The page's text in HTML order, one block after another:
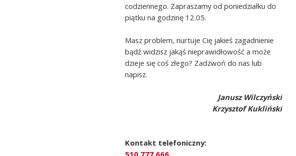
codziennego. Zapraszamy od poniedziałku do
piątku na godzinę 12.05.
Masz problem, nurtuje Cię jakieś zagadnienie
bądź widzisz jakąś nieprawidłowość a może
dzieje się coś złego? Zadzwoń do nas lub
napisz.
Janusz Wilczyński
Krzysztof Kukliński
Kontakt telefoniczny:
510 777 666